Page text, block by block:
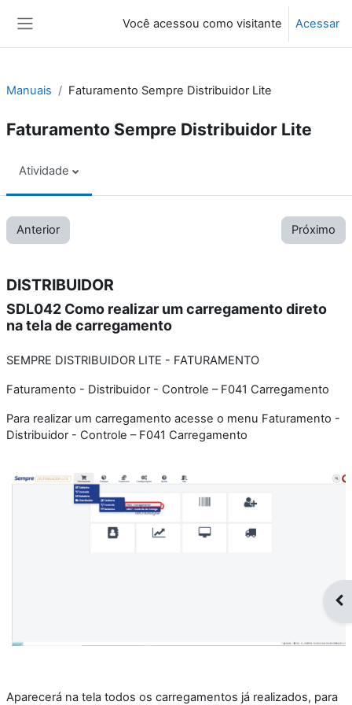
Você acessou como visitante Acessar
Manuais Faturamento Sempre Distribuidor Lite
Faturamento Sempre Distribuidor Lite
Atividade
Anterior Próximo
DISTRIBUIDOR
SDL042 Como realizar um carregamento direto
na tela de carregamento
SEMPRE DISTRIBUIDOR LITE - FATURAMENTO
Faturamento - Distribuidor - Controle – F041 Carregamento
Para realizar um carregamento acesse o menu Faturamento -
Distribuidor - Controle – F041 Carregamento
Aparecerá na tela todos os carregamentos já realizados, para